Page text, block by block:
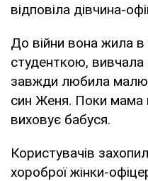
відповіла дівчина-
До війни вона жила в
студенткою,
завжди любила
син Женя. Поки мама
виховує бабуся.
Користувачів
хороброї жінки-